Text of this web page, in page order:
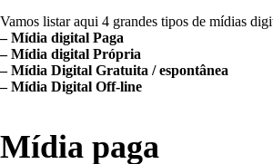
Vamos listar aqui 4 grandes tipos de mídias
– Mídia digital Paga
– Mídia digital Própria
– Mídia Digital Gratuita / espontânea
– Mídia Digital Off-line
Mídia paga